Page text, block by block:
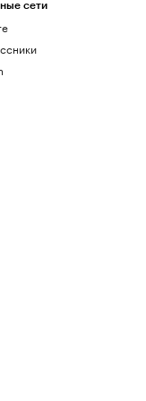
сети